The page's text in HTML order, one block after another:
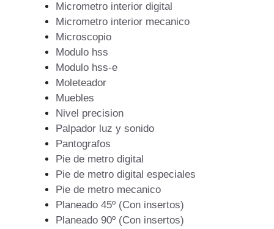
Micrometro interior digital
Micrometro interior mecanico
Microscopio
Modulo hss
Modulo hss-e
Moleteador
Muebles
Nivel precision
Palpador luz y sonido
Pantografos
Pie de metro digital
Pie de metro digital especiales
Pie de metro mecanico
Planeado 45º (Con insertos)
Planeado 90º (Con insertos)